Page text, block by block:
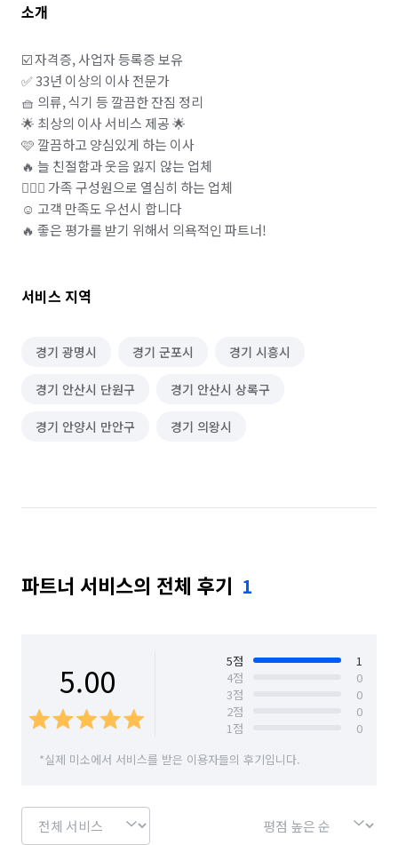
소개
☑️ 자격증, 사업자 등록증 보유
✅ 33년 이상의 이사 전문가
🧺 의류, 식기 등 깔끔한 잔짐 정리
🌟 최상의 이사 서비스 제공 🌟
🩷 깔끔하고 양심있게 하는 이사
🔥 늘 친절함과 웃음 잃지 않는 업체
👩‍❤️‍👨 가족 구성원으로 열심히 하는 업체
☺️ 고객 만족도 우선시 합니다
서비스 지역
경기 광명시 경기 군포시 경기 시흥시
경기 안산시 단원구 경기 안산시 상록구
경기 안양시 만안구 경기 의왕시
파트너 서비스의 전체 후기 1
5.00 5점
1
4점
0
3점
0
2점
0
1점
0
*실제 미소에서 서비스를 받은 이용자들의 후기입니다.